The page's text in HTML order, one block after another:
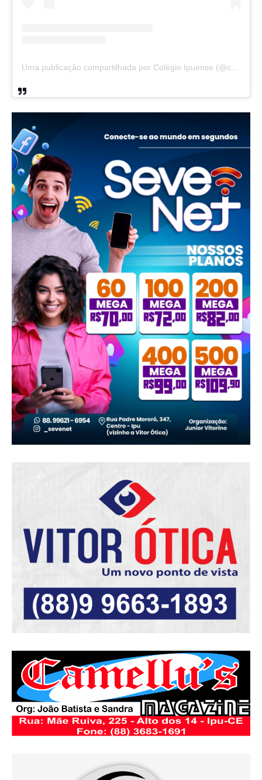
Uma publicação compartilhada por Colégio Ipuense (@colegioipuense)